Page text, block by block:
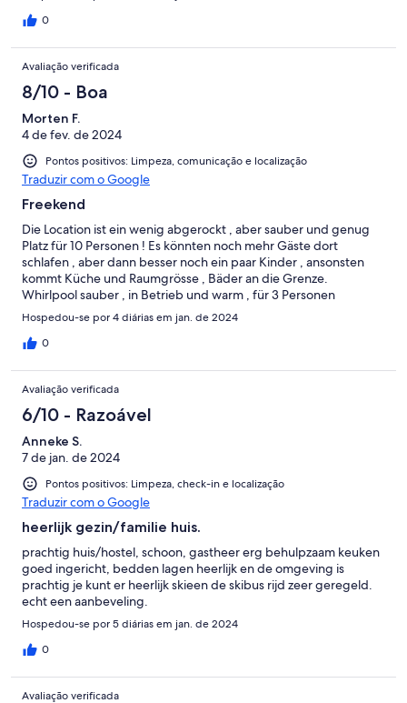
avons passé un bon sejour.
0
Avaliação verificada
8/10 - Boa
Morten F.
4 de fev. de 2024
Pontos positivos: Limpeza, comunicação e localização
Traduzir com o Google
Freekend
Die Location ist ein wenig abgerockt , aber sauber und genug
Platz für 10 Personen ! Es könnten noch mehr Gäste dort
schlafen , aber dann besser noch ein paar Kinder , ansonsten
kommt Küche und Raumgrösse , Bäder an die Grenze.
Whirlpool sauber , in Betrieb und warm , für 3 Personen
gleichzeitig zu nutzen . Die Talabfahrt in den Ort war trotz wenig
Schnee, am Hausberg möglich aber 4 Valeé nur mit Bus zu
machen . Für den Preis und der coolen Location gibt es von uns
Hospedou-se por 4 diárias em jan. de 2024
0
Avaliação verificada
6/10 - Razoável
Anneke S.
7 de jan. de 2024
Pontos positivos: Limpeza, check-in e localização
Traduzir com o Google
heerlijk gezin/familie huis.
prachtig huis/hostel, schoon, gastheer erg behulpzaam keuken
goed ingericht, bedden lagen heerlijk en de omgeving is
prachtig je kunt er heerlijk skieen de skibus rijd zeer geregeld.
echt een aanbeveling.
Hospedou-se por 5 diárias em jan. de 2024
0
Avaliação verificada